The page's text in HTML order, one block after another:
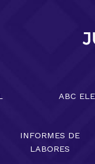
ABC
INFORMES DE
LABORES